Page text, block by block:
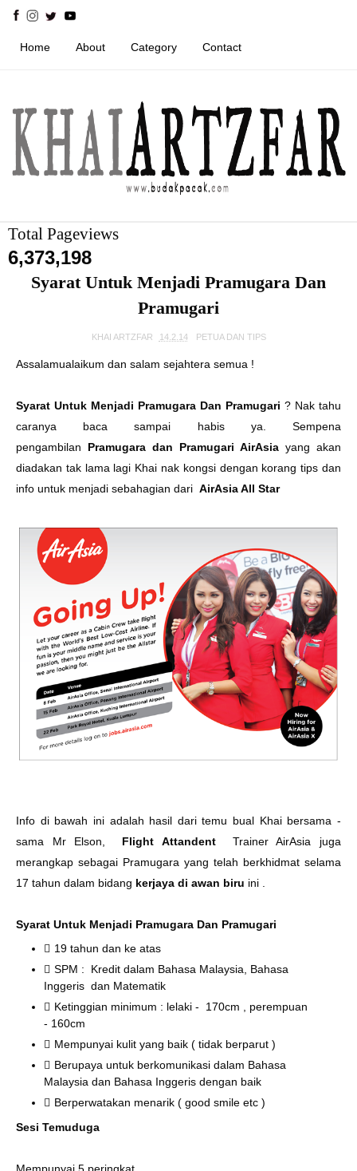
Home About Category Contact
Total Pageviews
6,373,198
Syarat Untuk Menjadi Pramugara Dan
Pramugari
KHAI ARTZFAR 14.2.14 PETUA DAN TIPS
Assalamualaikum dan salam sejahtera semua !
Syarat Untuk Menjadi Pramugara Dan Pramugari ? Nak tahu
caranya baca sampai habis ya. Sempena
pengambilan Pramugara dan Pramugari AirAsia yang akan
diadakan tak lama lagi Khai nak kongsi dengan korang tips dan
info untuk menjadi sebahagian dari AirAsia All Star
Info di bawah ini adalah hasil dari temu bual Khai bersama -
sama Mr Elson, Flight Attandent Trainer AirAsia juga
merangkap sebagai Pramugara yang telah berkhidmat selama
17 tahun dalam bidang kerjaya di awan biru ini .
Syarat Untuk Menjadi Pramugara Dan Pramugari
19 tahun dan ke atas
SPM : Kredit dalam Bahasa Malaysia, Bahasa
Inggeris dan Matematik
Ketinggian minimum : lelaki - 170cm , perempuan
- 160cm
Mempunyai kulit yang baik ( tidak berparut )
Berupaya untuk berkomunikasi dalam Bahasa
Malaysia dan Bahasa Inggeris dengan baik
Berperwatakan menarik ( good smile etc )
Sesi Temuduga